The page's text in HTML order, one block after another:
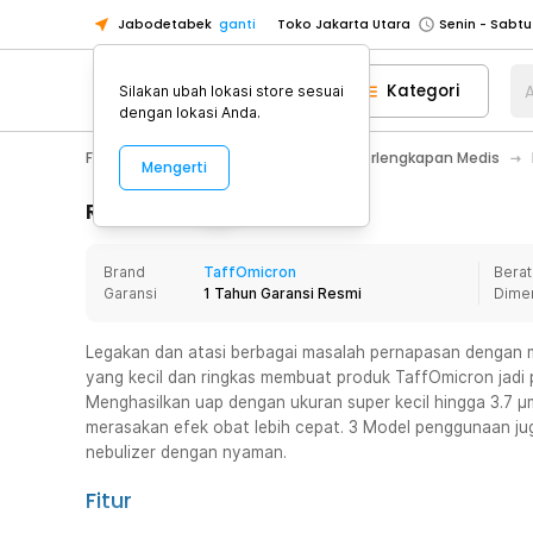
Jabodetabek ganti Toko Jakarta Utara
Toko Tangerang
Toko Cikupa
Pick n Go Jakarta Barat
Senin -
Pick n Go Bekasi
Senin - Jumat
Senin - Jumat
Senin -
Toko Jakarta Barat
Senin -
Toko Tangerang
Toko Cikupa
Pick n Go Jakarta Barat
Senin -
Pick n Go Bekasi
Senin - Jumat
Senin - Jumat
Kategori
Fashion, Make Up & Beauty Care Perlengkapan Medis
Rincian Produk
Brand
TaffOmicron
Garansi
1 Tahun Garansi Resmi
Legakan dan atasi berbagai masalah pernapasan
yang kecil dan ringkas membuat produk TaffOmicron
Menghasilkan uap dengan ukuran super kecil hingga 3.7
merasakan efek obat lebih cepat. 3 Model penggunaan
nebulizer dengan nyaman.
Fitur
Silakan ubah lokasi store sesuai
dengan lokasi Anda.
Mengerti